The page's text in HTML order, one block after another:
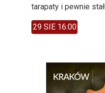
tarapaty i pewnie
29 SIE 16:00